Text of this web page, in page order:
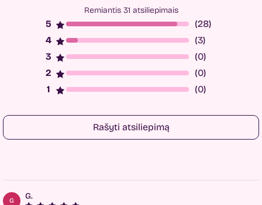
Remiantis 31 atsiliepimais
(28)
(3)
(0)
(0)
(0)
Rašyti atsiliepimą
G G.